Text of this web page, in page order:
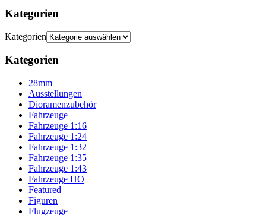
Kategorien
Kategorien
Kategorien
28mm
Ausstellungen
Dioramenzubehör
Fahrzeuge
Fahrzeuge 1:16
Fahrzeuge 1:24
Fahrzeuge 1:32
Fahrzeuge 1:35
Fahrzeuge 1:43
Fahrzeuge HO
Featured
Figuren
Flugzeuge